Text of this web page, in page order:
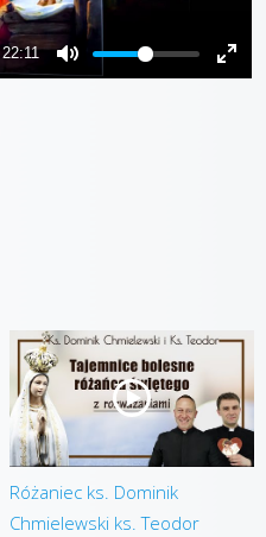
Różaniec ks. Dominik
Chmielewski ks. Teodor